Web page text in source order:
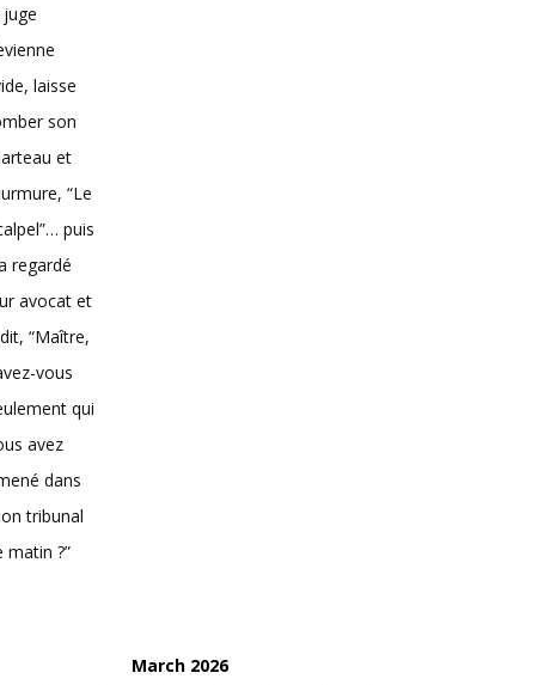
laisse
son
et
“Le
puis
regardé
avocat et
“Maître,
vous
qui
avez
dans
tribunal
matin ?”
March 2026